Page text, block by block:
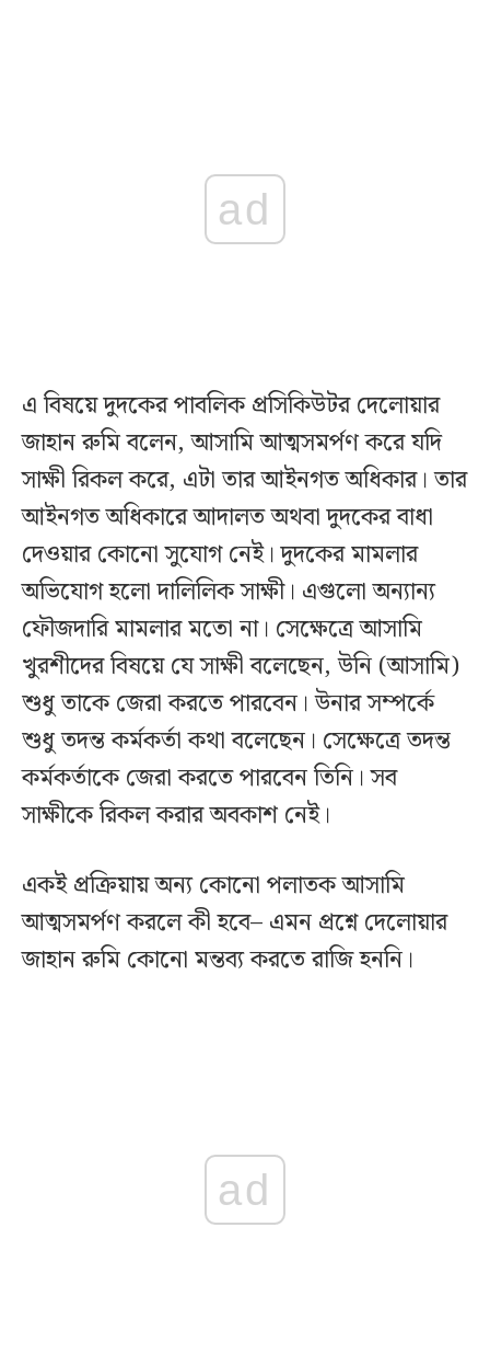
ad
এ বিষয়ে দুদকের পাবলিক প্রসিকিউটর দেলোয়ার
জাহান রুমি বলেন, আসামি আত্মসমর্পণ করে যদি
সাক্ষী রিকল করে, এটা তার আইনগত অধিকার। তার
আইনগত অধিকারে আদালত অথবা দুদকের বাধা
দেওয়ার কোনো সুযোগ নেই। দুদকের মামলার
অভিযোগ হলো দালিলিক সাক্ষী। এগুলো অন্যান্য
ফৌজদারি মামলার মতো না। সেক্ষেত্রে আসামি
খুরশীদের বিষয়ে যে সাক্ষী বলেছেন, উনি (আসামি)
শুধু তাকে জেরা করতে পারবেন। উনার সম্পর্কে
শুধু তদন্ত কর্মকর্তা কথা বলেছেন। সেক্ষেত্রে তদন্ত
কর্মকর্তাকে জেরা করতে পারবেন তিনি। সব
সাক্ষীকে রিকল করার অবকাশ নেই।
একই প্রক্রিয়ায় অন্য কোনো পলাতক আসামি
আত্মসমর্পণ করলে কী হবে– এমন প্রশ্নে দেলোয়ার
জাহান রুমি কোনো মন্তব্য করতে রাজি হননি।
ad